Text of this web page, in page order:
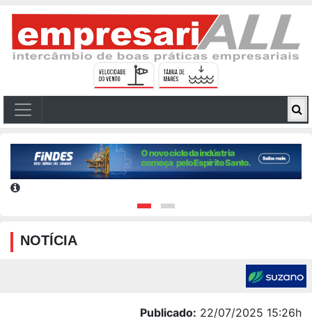
NOTÍCIA
Publicado: 22/07/2025 15:26h